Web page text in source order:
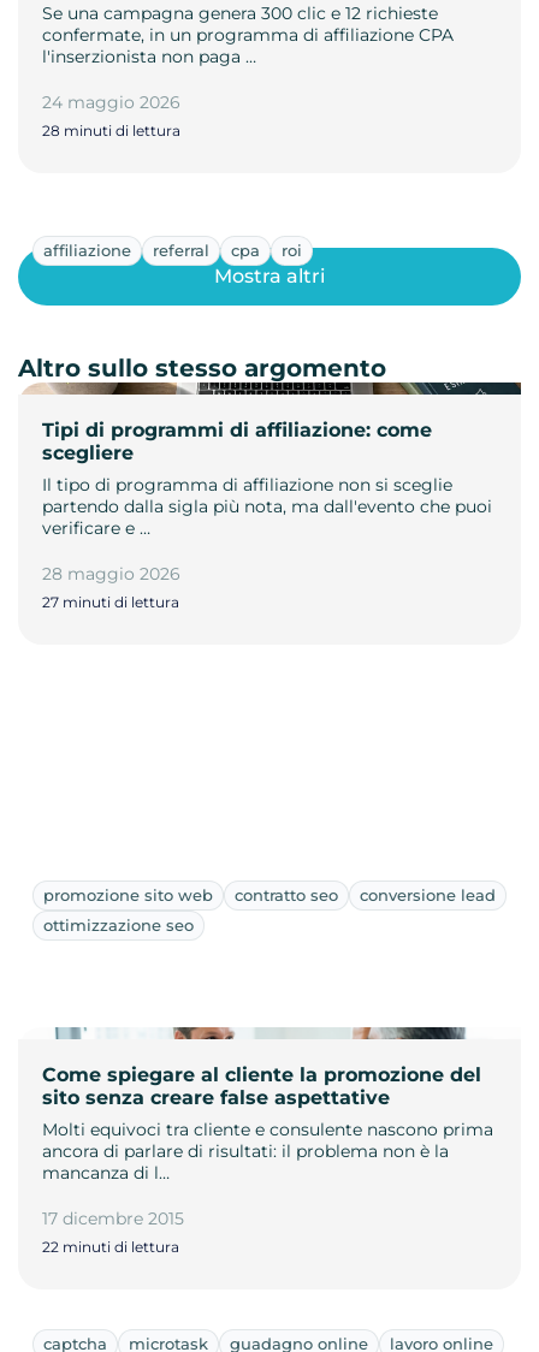
Se una campagna genera 300 clic e 12 richieste
confermate, in un programma di affiliazione CPA
l'inserzionista non paga …
24 maggio 2026
28 minuti di lettura
affiliazione referral cpa roi
Tipi di programmi di affiliazione: come
scegliere
Il tipo di programma di affiliazione non si sceglie
partendo dalla sigla più nota, ma dall'evento che puoi
verificare e …
28 maggio 2026
27 minuti di lettura
Mostra altri
Altro sullo stesso argomento
promozione sito web contratto seo
conversione lead
ottimizzazione seo
Come spiegare al cliente la promozione del
sito senza creare false aspettative
Molti equivoci tra cliente e consulente nascono prima
ancora di parlare di risultati: il problema non è la
mancanza di l…
17 dicembre 2015
22 minuti di lettura
captcha microtask guadagno online lavoro online